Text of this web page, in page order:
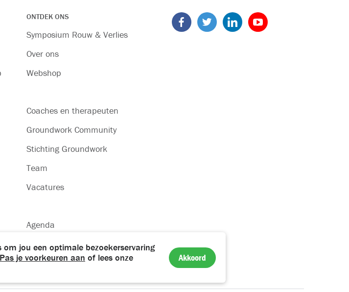
ONTDEK ONS
Symposium Rouw & Verlies
Over ons
Webshop
Coaches en therapeuten
Groundwork Community
Stichting Groundwork
Team
Vacatures
Agenda
Contact
jou een optimale bezoekerservaring
Pas je voorkeuren aan of lees onze
Akkoord